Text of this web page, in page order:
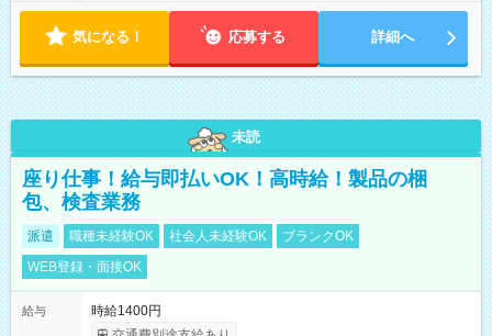
気になる！ 応募する 詳細へ
未読
座り仕事！給与即払いOK！高時給！製品の梱
包、検査業務
派遣 職種未経験OK 社会人未経験OK
ブランクOK
WEB登録・面接OK
給与
時給1400円